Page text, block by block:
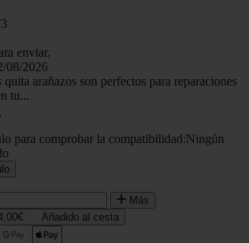
enviar.
08/2026
arañazos son perfectos para reparaciones
tu...
para comprobar la compatibilidad:Ningún
Más
Añadido al cesta